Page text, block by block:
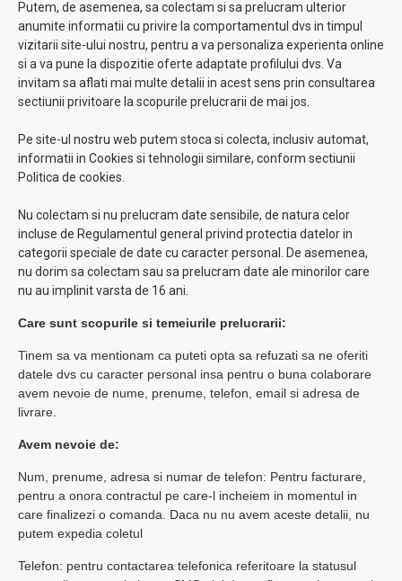
Putem, de asemenea, sa colectam si sa prelucram ulterior
anumite informatii cu privire la comportamentul dvs in timpul
vizitarii site-ului nostru, pentru a va personaliza experienta online
si a va pune la dispozitie oferte adaptate profilului dvs. Va
invitam sa aflati mai multe detalii in acest sens prin consultarea
sectiunii privitoare la scopurile prelucrarii de mai jos.
Pe site-ul nostru web putem stoca si colecta, inclusiv automat,
informatii in Cookies si tehnologii similare, conform sectiunii
Politica de cookies.
Nu colectam si nu prelucram date sensibile, de natura celor
incluse de Regulamentul general privind protectia datelor in
categorii speciale de date cu caracter personal. De asemenea,
nu dorim sa colectam sau sa prelucram date ale minorilor care
nu au implinit varsta de 16 ani.
Care sunt scopurile si temeiurile prelucrarii:
Tinem sa va mentionam ca puteti opta sa refuzati sa ne oferiti
datele dvs cu caracter personal insa pentru o buna colaborare
avem nevoie de nume, prenume, telefon, email si adresa de
livrare.
Avem nevoie de:
Num, prenume, adresa si numar de telefon: Pentru facturare,
pentru a onora contractul pe care-l incheiem in momentul in
care finalizezi o comanda. Daca nu nu avem aceste detalii, nu
putem expedia coletul
Telefon: pentru contactarea telefonica referitoare la statusul